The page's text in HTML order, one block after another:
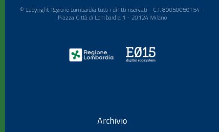
© Copyright Regione Lombardia tutti i diritti riservati - C.F. 80050050154 -
Piazza Città di Lombardia 1 - 20124 Milano
Archivio